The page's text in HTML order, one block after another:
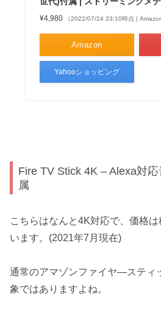
¥4,980 （2022/07/24 23:10時点 | Amazon
Amazon
Yahooショッピング
Fire TV Stick 4K – Alexa対
属
こちらはなんと4K対応で、価格
います。(2021年7月現在)
通常のアマゾンファイヤ―スティ
象ではありますよね。